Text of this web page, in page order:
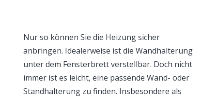
Nur so können Sie die Heizung sicher
anbringen. Idealerweise ist die Wandhalterung
unter dem Fensterbrett verstellbar. Doch nicht
immer ist es leicht, eine passende Wand- oder
Standhalterung zu finden. Insbesondere als